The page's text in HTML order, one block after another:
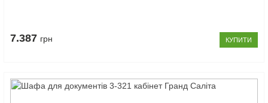
7.387 грн КУПИТИ